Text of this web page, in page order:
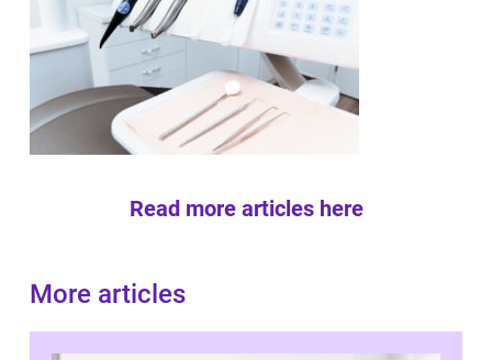
Read more articles here
More articles